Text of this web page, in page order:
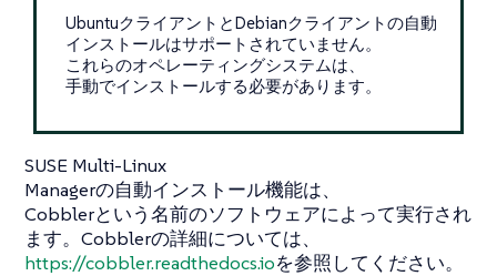
UbuntuクライアントとDebianクライアントの自動
インストールはサポートされていません。
これらのオペレーティングシステムは、
手動でインストールする必要があります。
SUSE Multi-Linux
Managerの自動インストール機能は、
Cobblerという名前のソフトウェアによって実行され
ます。Cobblerの詳細については、
https://cobbler.readthedocs.ioを参照してください。